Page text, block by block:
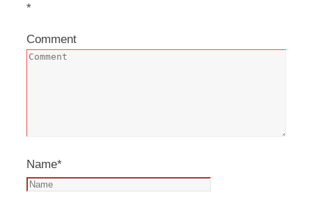
*
Comment
Name*